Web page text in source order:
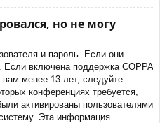
но не могу
и пароль. Если они
включена поддержка COPPA
вам менее 13 лет, следуйте
конференциях требуется,
активированы пользователями
Эта информация